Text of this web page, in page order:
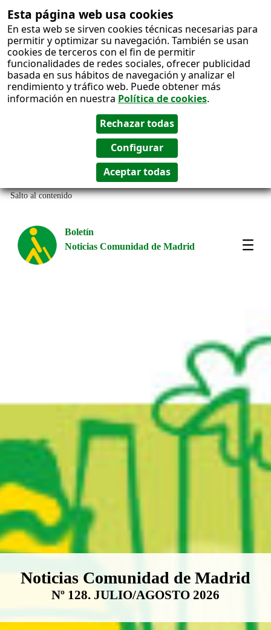
Esta página web usa cookies
En esta web se sirven cookies técnicas necesarias para
permitir y optimizar su navegación. También se usan
cookies de terceros con el fin de permitir
funcionalidades de redes sociales, ofrecer publicidad
basada en sus hábitos de navegación y analizar el
rendimiento y tráfico web. Puede obtener más
información en nuestra Política de cookies.
Salto al contenido
Boletín
Noticias Comunidad de Madrid
Boletín Noticias Comunidad de
Noticias Comunidad de Madrid
Nº 128. JULIO/AGOSTO 2026